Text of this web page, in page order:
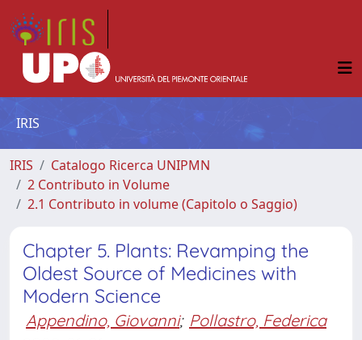
IRIS
IRIS
Catalogo Ricerca UNIPMN
2 Contributo in Volume
2.1 Contributo in volume (Capitolo o Saggio)
Chapter 5. Plants: Revamping the
Oldest Source of Medicines with
Modern Science
Appendino, Giovanni; Pollastro, Federica